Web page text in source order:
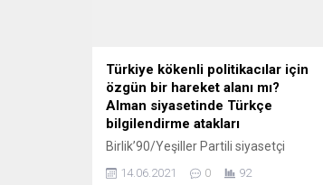
Türkiye kökenli politikacılar için
özgün bir hareket alanı mı?
Alman siyasetinde Türkçe
bilgilendirme atakları
Birlik’90/Yeşiller Partili siyasetçi
sakinleri için Türkçe bilgilendirme
14.06.2021 0 92